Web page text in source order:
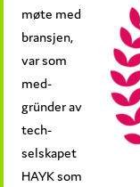
møte med
bransjen,
var som
med-
gründer av
tech-
selskapet
HAYK som